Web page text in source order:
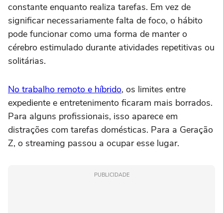
constante enquanto realiza tarefas. Em vez de
significar necessariamente falta de foco, o hábito
pode funcionar como uma forma de manter o
cérebro estimulado durante atividades repetitivas ou
solitárias.
No trabalho remoto e híbrido, os limites entre
expediente e entretenimento ficaram mais borrados.
Para alguns profissionais, isso aparece em
distrações com tarefas domésticas. Para a Geração
Z, o streaming passou a ocupar esse lugar.
PUBLICIDADE